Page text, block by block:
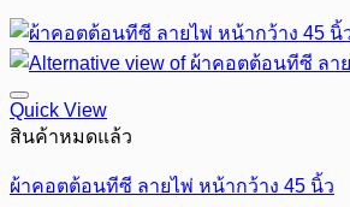
Quick View
สินค้าหมดแล้ว
ผ้าคอตต้อนทีซี ลายไพ่ หน้ากว้าง 45 นิ้ว